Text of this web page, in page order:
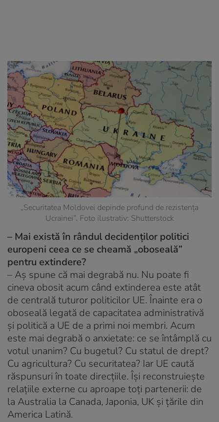
„Securitatea Moldovei depinde profund de rezistența
Ucrainei”. Foto ilustrativ: Shutterstock
– Mai există în rândul decidenților politici
europeni ceea ce se cheamă „oboseală”
pentru extindere?
– Aș spune că mai degrabă nu. Nu poate fi
cineva obosit acum când extinderea este atât
de centrală tuturor politicilor UE. Înainte era o
oboseală legată de capacitatea administrativă
și politică a UE de a primi noi membri. Acum
este mai degrabă o anxietate: ce se întâmplă cu
votul unanim? Cu bugetul? Cu statul de drept?
Cu agricultura? Cu securitatea? Iar UE caută
răspunsuri în toate direcțiile. Își reconstruiește
relațiile externe cu aproape toți partenerii: de
la Australia la Canada, Japonia, UK și țările din
America Latină.